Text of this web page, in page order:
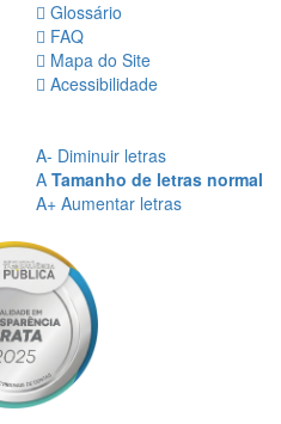
Glossário
FAQ
Mapa do Site
Acessibilidade
A- Diminuir letras
A Tamanho de letras normal
A+ Aumentar letras